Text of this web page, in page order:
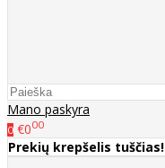
Mano paskyra
0 €000
Prekių krepšelis tuščias!